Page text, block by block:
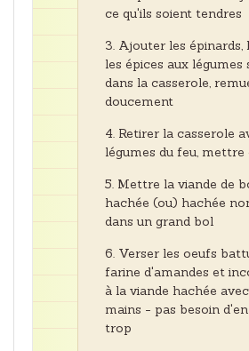
ce qu'ils soient tendres
Ajouter les épinards,
les épices aux légumes
dans la casserole,
doucement
Retirer la casserole
légumes du feu, mettre
Mettre la viande de
hachée (ou) hachée
dans un grand bol
Verser les oeufs
farine d'amandes et
à la viande hachée
mains - pas besoin
trop